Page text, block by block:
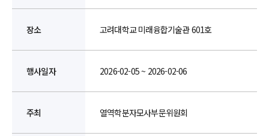
장소 고려대학교 미래융합기술관 601호
행사일자 2026-02-05 ~ 2026-02-06
주최 열역학분자모사부문위원회